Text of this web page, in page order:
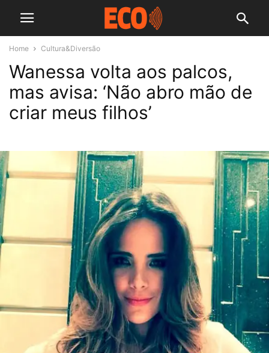
Home Cultura&Diversão
Wanessa volta aos palcos,
mas avisa: ‘Não abro mão de
criar meus filhos’